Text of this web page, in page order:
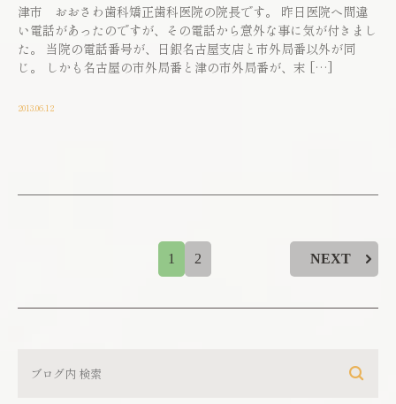
津市 おおさわ歯科矯正歯科医院の院長です。 昨日医院へ間違
い電話があったのですが、その電話から意外な事に気が付きまし
た。 当院の電話番号が、日銀名古屋支店と市外局番以外が同
じ。 しかも名古屋の市外局番と津の市外局番が、末 […]
2013.06.12
1 2 NEXT